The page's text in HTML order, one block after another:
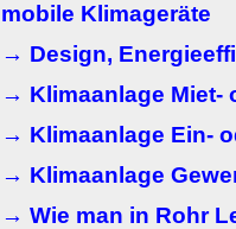
mobile Klimageräte
→ Design,
→ Klimaanlage Miet-
→ Klimaanlage Ein-
→ Klimaanlage
→ Wie man in Rohr